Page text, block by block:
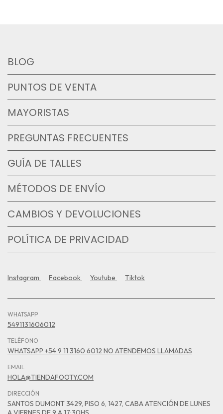
BLOG
PUNTOS DE VENTA
MAYORISTAS
PREGUNTAS FRECUENTES
GUÍA DE TALLES
MÉTODOS DE ENVÍO
CAMBIOS Y DEVOLUCIONES
POLÍTICA DE PRIVACIDAD
Instagram Facebook Youtube Tiktok
WHATSAPP
5491131606012
TELÉFONO
WHATSAPP +54 9 11 3160 6012 NO ATENDEMOS LLAMADAS
EMAIL
HOLA@TIENDAFOOTY.COM
DIRECCIÓN
SANTOS DUMONT 3429, PISO 6, 1427, CABA ATENCIÓN DE LUNES